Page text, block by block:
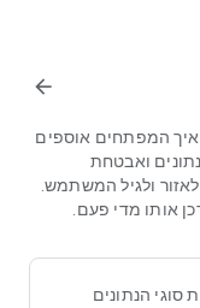
בשיתוף פעולה עם מעל 300 מותגים מובילים
arrow_forward
איך המפתחים אוספים
ואבטחת
ולגיל המשתמש.
אותו מדי פעם.
הנתונים